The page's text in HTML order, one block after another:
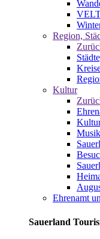
Region,
Kultur
Ehrenamt
Sauerland